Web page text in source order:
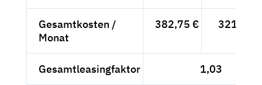
Gesamtkosten /
Monat
382,75 € 321,64 €
Gesamtleasingfaktor 1,03